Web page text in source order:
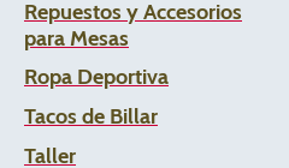
Repuestos y Accesorios
para Mesas
Ropa Deportiva
Tacos de Billar
Taller